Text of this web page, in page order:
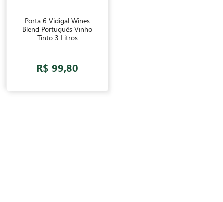
Porta 6 Vidigal Wines
Blend Português Vinho
Tinto 3 Litros
R$ 99,80